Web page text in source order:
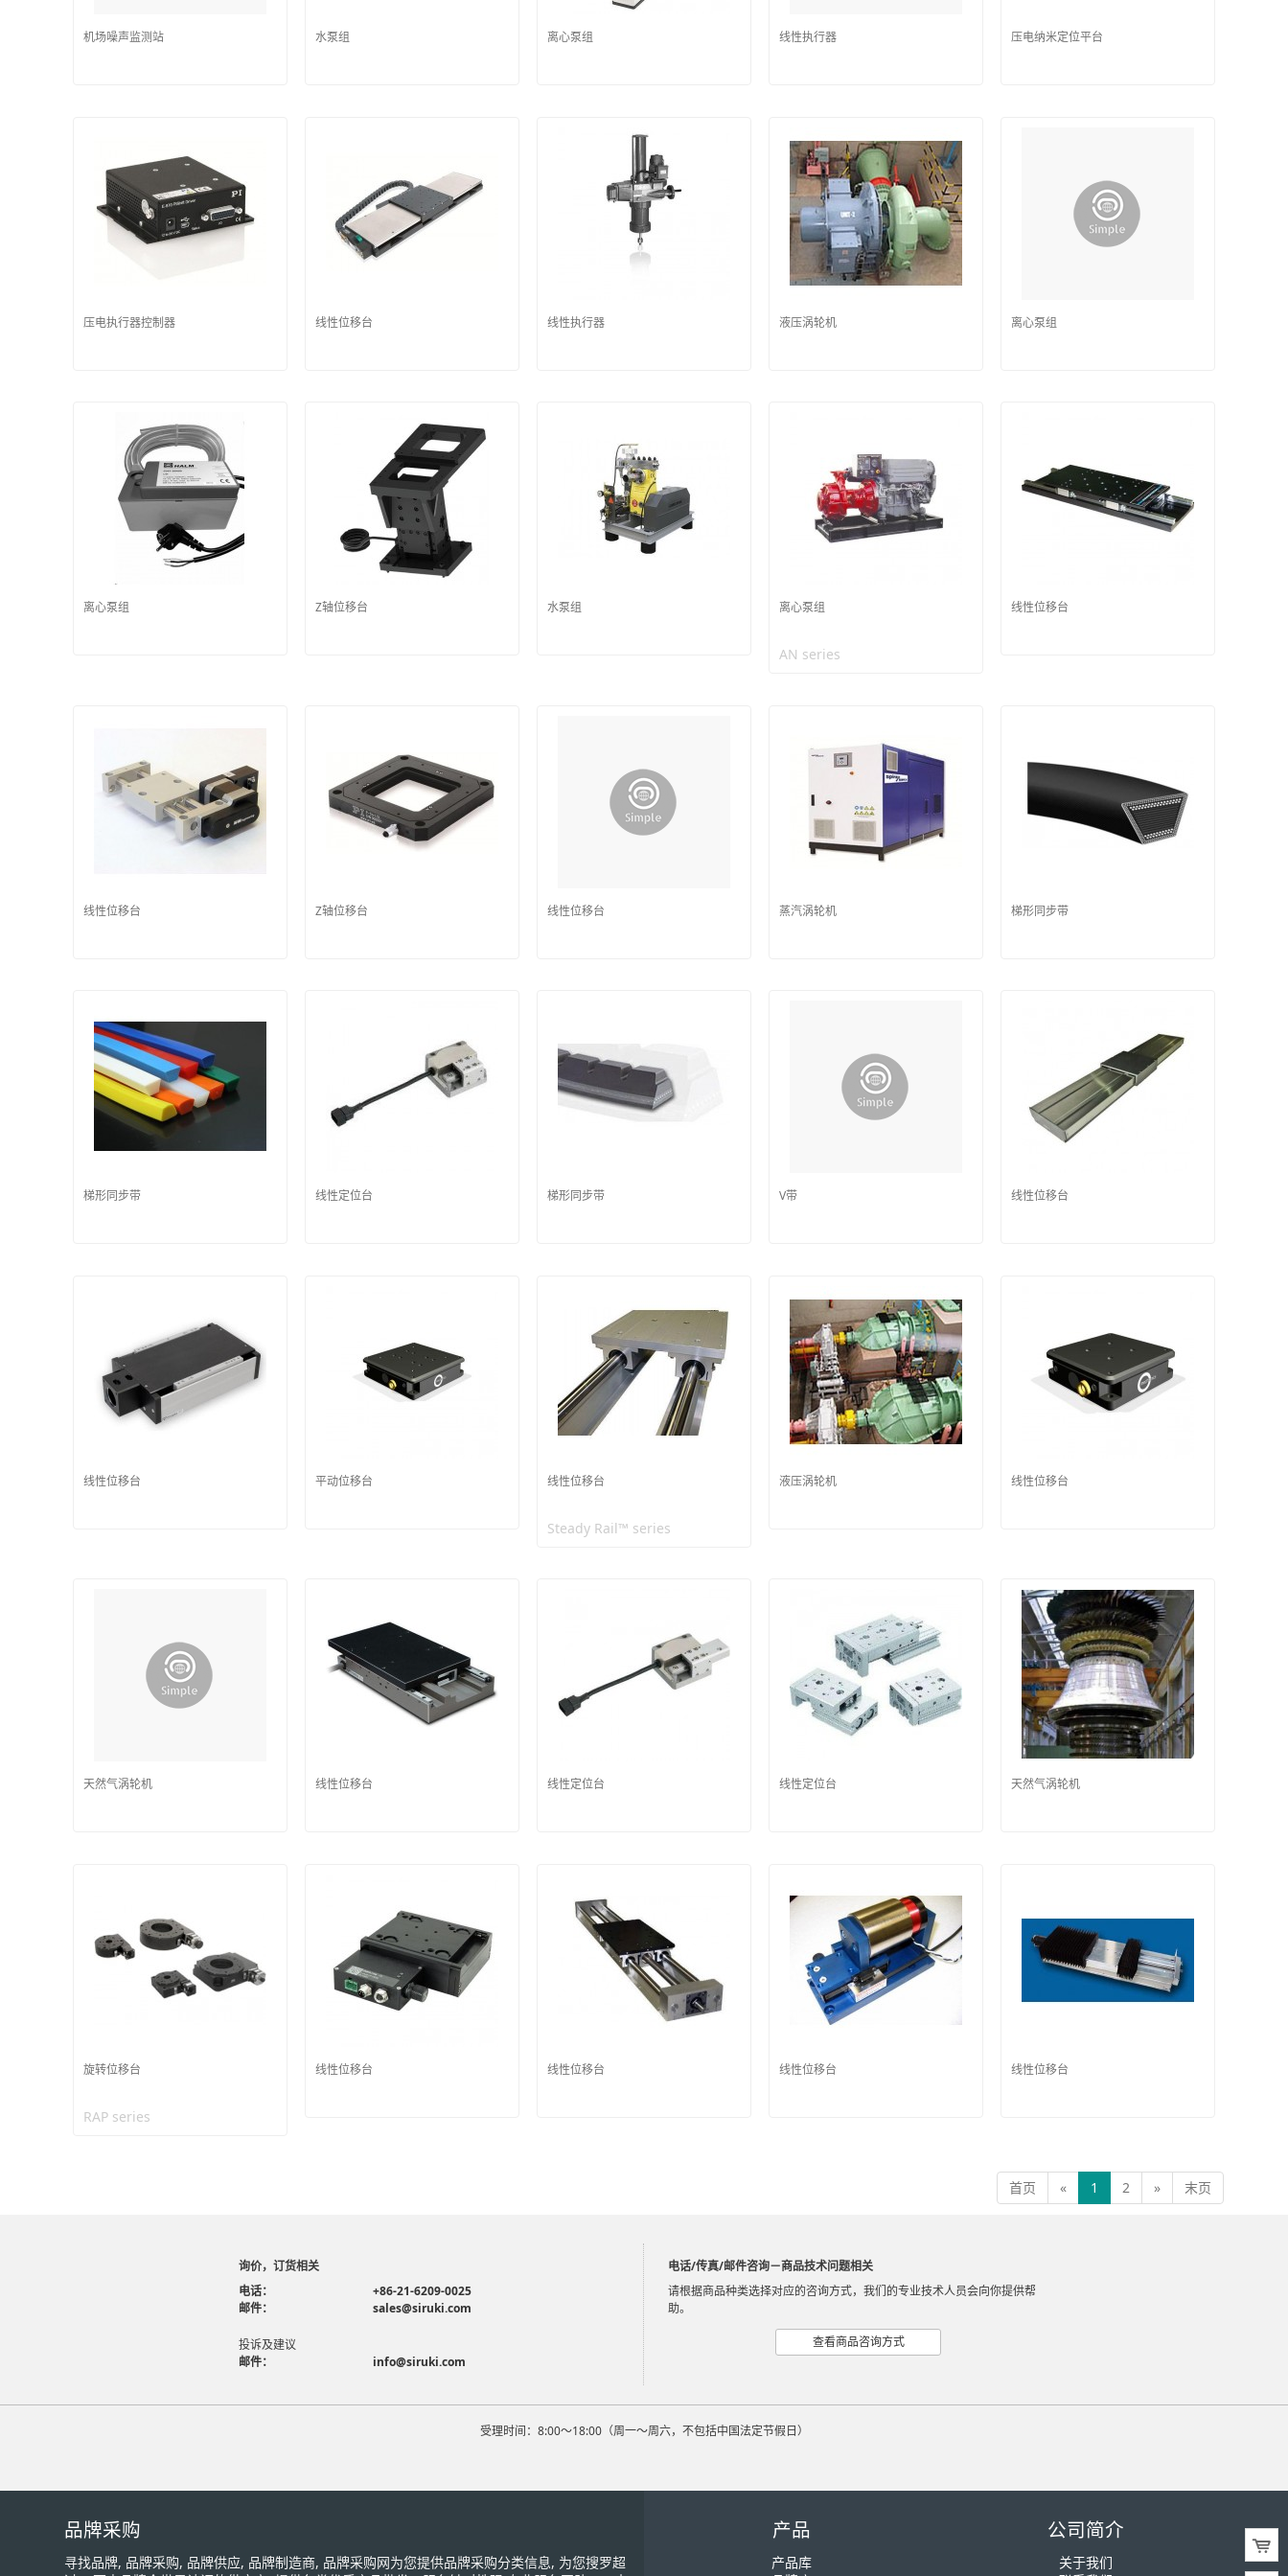
机场噪声监测站 水泵组 离心泵组 线性执行器 压电纳米定位平台
压电执行器控制器 线性位移台 线性执行器 液压涡轮机 离心泵组
离心泵组 Z轴位移台 水泵组 离心泵组
AN series
线性位移台
线性位移台 Z轴位移台 线性位移台 蒸汽涡轮机 梯形同步带
梯形同步带 线性定位台 梯形同步带 V带 线性位移台
线性位移台 平动位移台 线性位移台
Steady Rail™ series
液压涡轮机 线性位移台
天然气涡轮机 线性位移台 线性定位台 线性定位台 天然气涡轮机
旋转位移台
RAP series
线性位移台 线性位移台 线性位移台 线性位移台
首页 « 1 2 » 末页
询价，订货相关
电话：
+86-21-6209-0025
邮件：
sales@siruki.com
投诉及建议
邮件：
info@siruki.com
电话/传真/邮件咨询－商品技术问题相关
请根据商品种类选择对应的咨询方式，我们的专业技术人员会向你提供帮
助。
查看商品咨询方式
受理时间：8:00～18:00（周一～周六，不包括中国法定节假日）
品牌采购
寻找品牌, 品牌采购, 品牌供应, 品牌制造商, 品牌采购网为您提供品牌采购分类信息, 为您搜罗超
产品
产品库
公司简介
关于我们